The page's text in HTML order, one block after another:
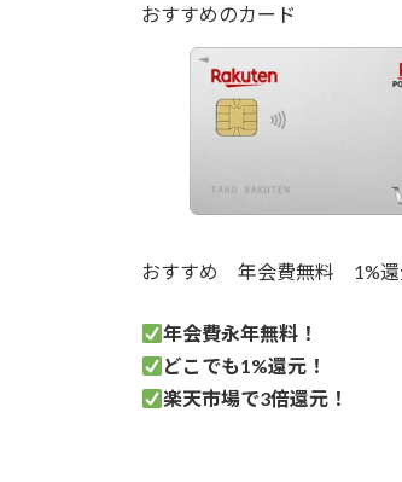
おすすめのカード
おすすめ 年会費無料 1%
年会費永年無料！
どこでも1%還元！
楽天市場で3倍還元！